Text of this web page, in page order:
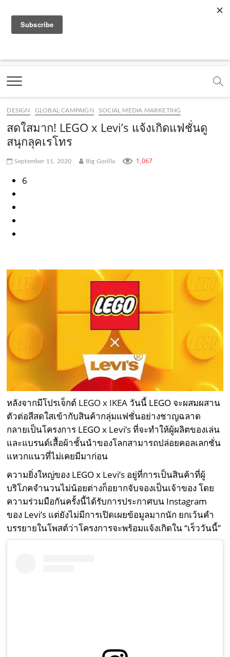
a
e
b
o
o
k
o
t
b
e
.
.
o
e
m
e
t
g
r
a
t
k
c
Marketing Oops!
DIGITAL | CREATIVE | ADVERTISING | CAMPAIGN |
DESIGN GLOBAL CAMPAIGN SOCIAL MEDIA MARKETING
สดใสมาก! LEGO x Levi’s แจ้งเกิดแฟชั่นดู
สนุกลุคเรโทร
September 11, 2020 Big Gorilla 1,067
6
หลังจากมีโปรเจ็กต์ LEGO x IKEA วันนี้ LEGO จะผสมผสาน
ตัวต่อสีสดใสเข้ากับสินค้ากลุ่มแฟชั่นอย่างชาญฉลาด
กลายเป็นโครงการ LEGO x Levi’s ที่จะทำให้ผู้ผลิตของเล่น
และแบรนด์เสื้อผ้าชั้นนำของโลกสามารถปล่อยคอลเลกชั่น
แหวกแนวที่ไม่เคยมีมาก่อน
ความยิ่งใหญ่ของ LEGO x Levi’s อยู่ที่การเป็นสินค้าที่ผู้
บริโภคจำนวนไม่น้อยต่างก็อยากจับจองเป็นเจ้าของ โดย
ความร่วมมือกันครั้งนี้ได้รับการประกาศบน Instagram
ของ Levi’s แต่ยังไม่มีการเปิดเผยข้อมูลมากนัก ยกเว้นคำ
บรรยายในโพสต์ว่าโครงการจะพร้อมแจ้งเกิดใน “เร็ววันนี้”